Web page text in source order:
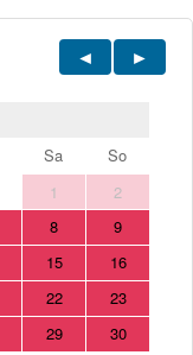
Sa
So
1
2
8
9
15
16
22
23
29
30